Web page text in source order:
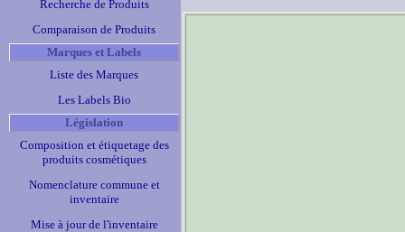
Recherche de Produits
Comparaison de Produits
Marques et Labels
Liste des Marques
Les Labels Bio
Législation
Composition et étiquetage des
produits cosmétiques
Nomenclature commune et
inventaire
Mise à jour de l'inventaire